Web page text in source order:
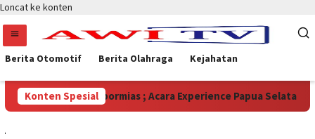
Loncat ke konten
Berita Otomotif Berita Olahraga Kejahatan
Konten Spesial
Soleman Jambormias ; Acara Experience Papua Selatan
AWITV